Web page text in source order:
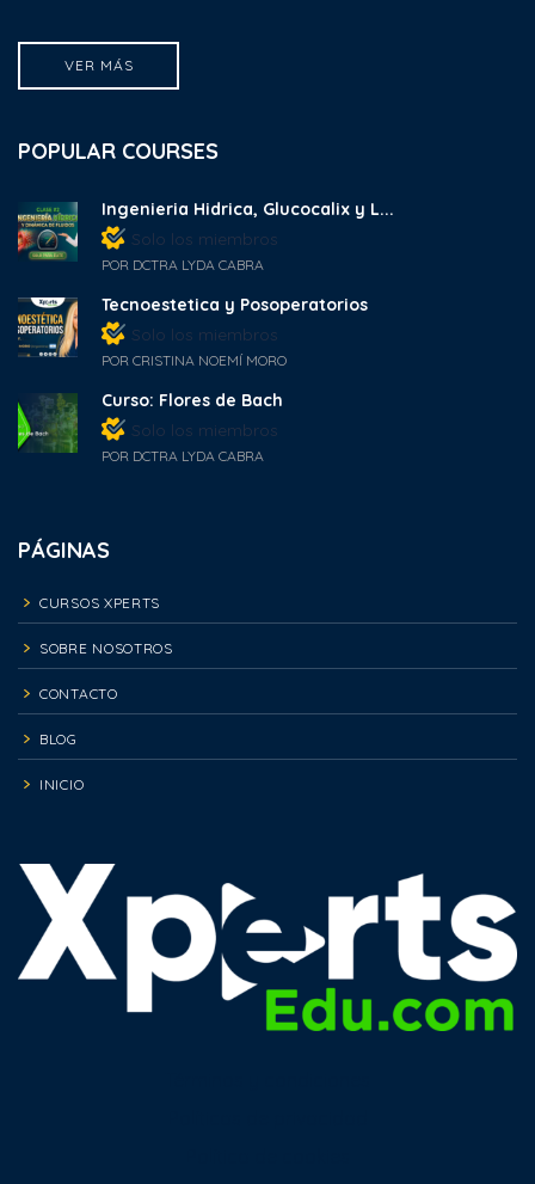
VER MÁS
POPULAR COURSES
Ingenieria Hidrica, Glucocalix y L...
Solo los miembros
POR DCTRA LYDA CABRA
Tecnoestetica y Posoperatorios
Solo los miembros
POR CRISTINA NOEMÍ MORO
Curso: Flores de Bach
Solo los miembros
POR DCTRA LYDA CABRA
PÁGINAS
CURSOS XPERTS
SOBRE NOSOTROS
CONTACTO
BLOG
INICIO